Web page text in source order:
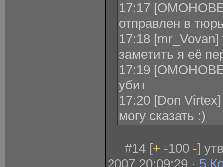
17:17
отправлен в
17:18
заметить я её
17:19
убит
17:20 [Don
могу сказать :)
#14 [+ -100 -]
2007 20:09:29 · 5